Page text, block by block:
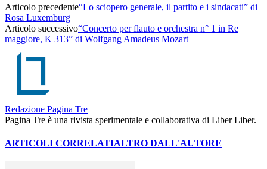
Articolo precedente“Lo sciopero generale, il partito e i sindacati” di
Rosa Luxemburg
Articolo successivo“Concerto per flauto e orchestra n° 1 in Re
maggiore, K 313” di Wolfgang Amadeus Mozart
Redazione Pagina Tre
Pagina Tre è una rivista sperimentale e collaborativa di Liber Liber.
ARTICOLI CORRELATIALTRO DALL'AUTORE